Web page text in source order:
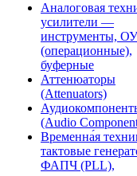
Аналоговая
усилители —
инструменты, ОУ
(операционные),
буферные
Аттенюаторы
(Attenuators)
(Audio
Временна́я
тактовые
ФАПЧ (PLL),